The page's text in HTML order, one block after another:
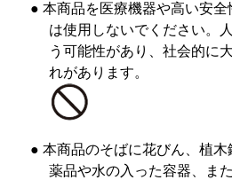
● 本商品を医療機器や高い安
は使用しないでください。
う可能性があり、社会的に
れがあります。
● 本商品のそばに花びん、植木
薬品や水の入った容器、ま